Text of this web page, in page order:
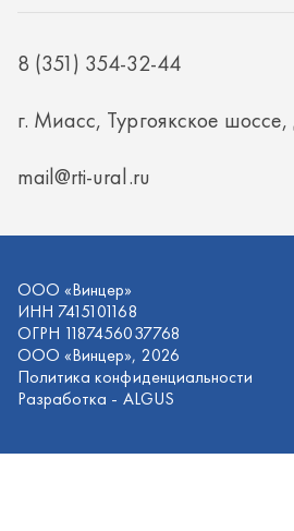
ИНН 7415101168
ОГРН 1187456037768
Политика конфиденциальности